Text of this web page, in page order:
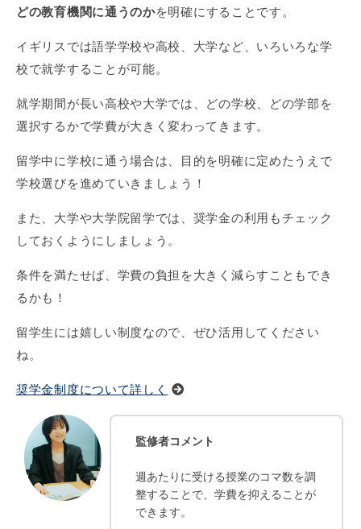
どの教育機関に通うのかを明確にすることです。
イギリスでは語学学校や高校、大学など、いろいろな学
校で就学することが可能。
就学期間が長い高校や大学では、どの学校、どの学部を
選択するかで学費が大きく変わってきます。
留学中に学校に通う場合は、目的を明確に定めたうえで
学校選びを進めていきましょう！
また、大学や大学院留学では、奨学金の利用もチェック
しておくようにしましょう。
条件を満たせば、学費の負担を大きく減らすこともでき
るかも！
留学生には嬉しい制度なので、ぜひ活用してください
ね。
奨学金制度について詳しく
監修者コメント
週あたりに受ける授業のコマ数を調
整することで、学費を抑えることが
できます。